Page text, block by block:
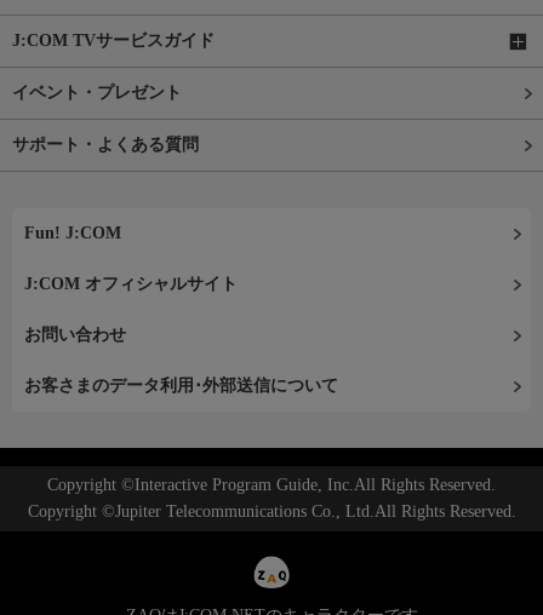
J:COM TVサービスガイド
イベント・プレゼント
サポート・よくある質問
Fun! J:COM
J:COM オフィシャルサイト
お問い合わせ
お客さまのデータ利用･外部送信について
Copyright ©Interactive Program Guide, Inc.All Rights Reserved.
Copyright ©Jupiter Telecommunications Co., Ltd.All Rights Reserved.